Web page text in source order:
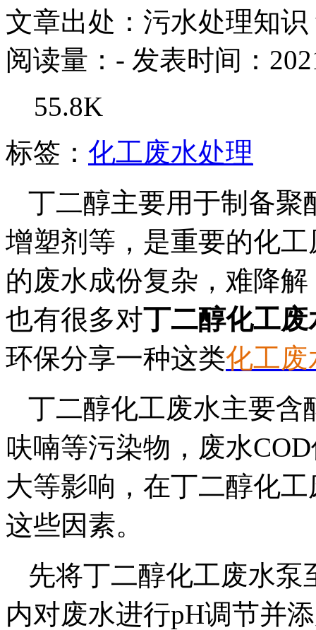
文章出处：污水处理知识
阅读量： - 发表时间：
55.8K
标签： 化工废水处理
丁二醇主要用于制备聚
增塑剂等，是重要的化
的废水成份复杂，难降
也有很多对丁二醇化工
环保分享一种这类化工废
丁二醇化工废水主要含
呋喃等污染物，废水
大等影响，在丁二醇化
这些因素。
先将丁二醇化工废水
内对废水进行pH调节并